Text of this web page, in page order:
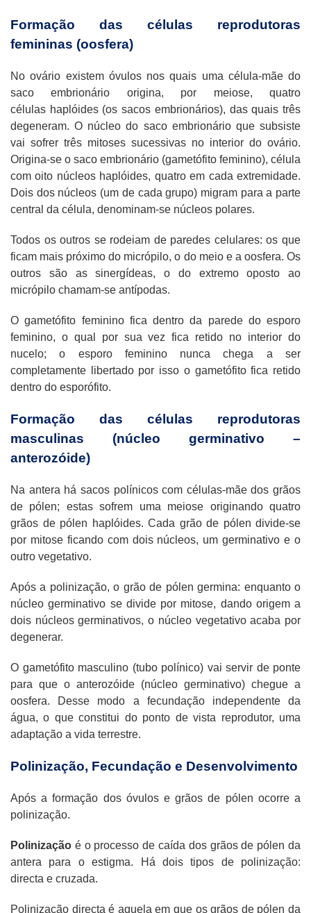
Formação das células reprodutoras
femininas (oosfera)
No ovário existem óvulos nos quais uma célula-mãe do
saco embrionário origina, por meiose, quatro
células haplóides (os sacos embrionários), das quais três
degeneram. O núcleo do saco embrionário que subsiste
vai sofrer três mitoses sucessivas no interior do ovário.
Origina-se o saco embrionário (gametófito feminino), célula
com oito núcleos haplóides, quatro em cada extremidade.
Dois dos núcleos (um de cada grupo) migram para a parte
central da célula, denominam-se núcleos polares.
Todos os outros se rodeiam de paredes celulares: os que
ficam mais próximo do micrópilo, o do meio e a oosfera. Os
outros são as sinergídeas, o do extremo oposto ao
micrópilo chamam-se antípodas.
O gametófito feminino fica dentro da parede do esporo
feminino, o qual por sua vez fica retido no interior do
nucelo; o esporo feminino nunca chega a ser
completamente libertado por isso o gametófito fica retido
dentro do esporófito.
Formação das células reprodutoras
masculinas (núcleo germinativo –
anterozóide)
Na antera há sacos polínicos com células-mãe dos grãos
de pólen; estas sofrem uma meiose originando quatro
grãos de pólen haplóides. Cada grão de pólen divide-se
por mitose ficando com dois núcleos, um germinativo e o
outro vegetativo.
Após a polinização, o grão de pólen germina: enquanto o
núcleo germinativo se divide por mitose, dando origem a
dois núcleos germinativos, o núcleo vegetativo acaba por
degenerar.
O gametófito masculino (tubo polínico) vai servir de ponte
para que o anterozóide (núcleo germinativo) chegue a
oosfera. Desse modo a fecundação independente da
água, o que constitui do ponto de vista reprodutor, uma
adaptação a vida terrestre.
Polinização, Fecundação e Desenvolvimento
Após a formação dos óvulos e grãos de pólen ocorre a
polinização.
Polinização é o processo de caída dos grãos de pólen da
antera para o estigma. Há dois tipos de polinização:
directa e cruzada.
Polinização directa é aquela em que os grãos de pólen da